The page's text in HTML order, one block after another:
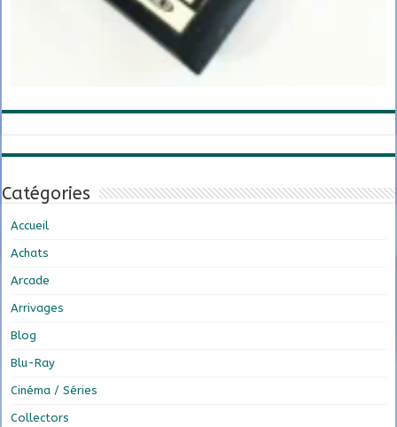
Catégories
Accueil
Achats
Arcade
Arrivages
Blog
Blu-Ray
Cinéma / Séries
Collectors